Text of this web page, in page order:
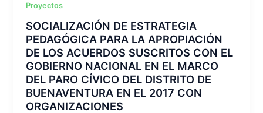
Proyectos
SOCIALIZACIÓN DE ESTRATEGIA
PEDAGÓGICA PARA LA APROPIACIÓN
DE LOS ACUERDOS SUSCRITOS CON EL
GOBIERNO NACIONAL EN EL MARCO
DEL PARO CÍVICO DEL DISTRITO DE
BUENAVENTURA EN EL 2017 CON
ORGANIZACIONES